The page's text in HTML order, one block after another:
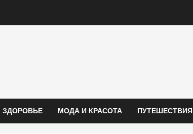
ЗДОРОВЬЕ МОДА И КРАСОТА ПУТЕШЕСТВИЯ